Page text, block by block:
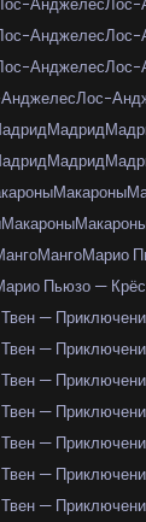
АнджелесЛос-
АнджелесЛос-
АнджелесЛос-
Лос-
Мадрид
Мадрид
Макароны
Макароны
МангоМарио
Пьюзо —
—
—
—
—
—
—
—